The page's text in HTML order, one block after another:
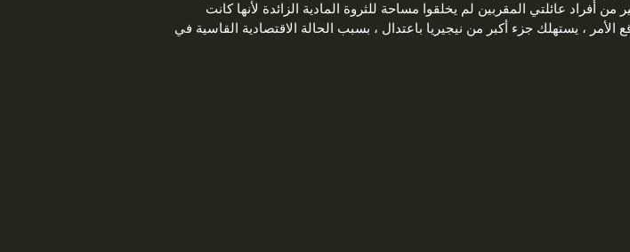
أفراد عائلتي المقربين لم يخلقوا مساحة للثروة المادية الزائدة لأنها كانت
، يستهلك جزء أكبر من نيجيريا باعتدال ، بسبب الحالة الاقتصادية القاسية في